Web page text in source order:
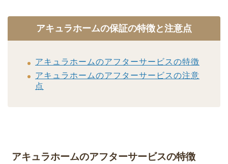
アキュラホームの保証の特徴と注意点
アキュラホームのアフターサービスの特徴
アキュラホームのアフターサービスの注意
点
アキュラホームのアフターサービスの特徴